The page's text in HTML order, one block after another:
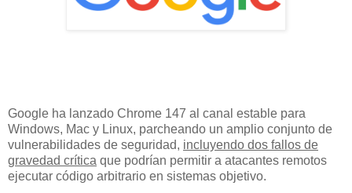
Google ha lanzado Chrome 147 al canal estable para
Windows, Mac y Linux, parcheando un amplio conjunto de
vulnerabilidades de seguridad, incluyendo dos fallos de
gravedad crítica que podrían permitir a atacantes remotos
ejecutar código arbitrario en sistemas objetivo.